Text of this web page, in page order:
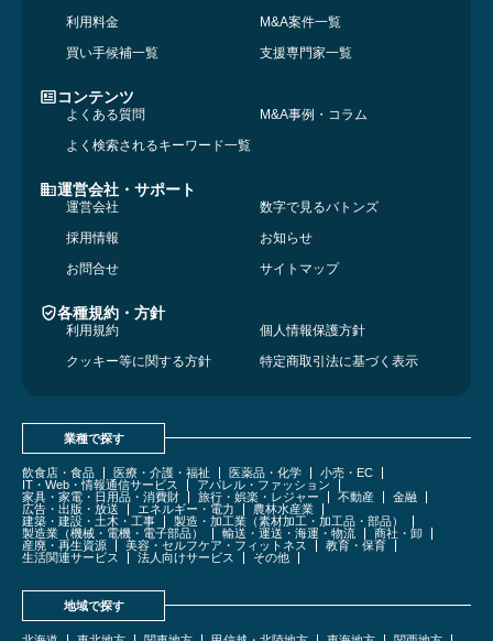
利用料金
M&A案件一覧
買い手候補一覧
支援専門家一覧
コンテンツ
よくある質問
M&A事例・コラム
よく検索されるキーワード一覧
運営会社・サポート
運営会社
数字で見るバトンズ
採用情報
お知らせ
お問合せ
サイトマップ
各種規約・方針
利用規約
個人情報保護方針
クッキー等に関する方針
特定商取引法に基づく表示
業種で探す
飲食店・食品 医療・介護・福祉 医薬品・化学
小売・EC
IT・Web・情報通信サービス
アパレル・ファッション
家具・家電・日用品・消費財
旅行・娯楽・レジャー 不動産
金融
広告・出版・放送
エネルギー・電力
農林水産業
建築・建設・土木・工事
製造・加工業（素材加工・加工品・部品）
製造業（機械・電機・電子部品）
輸送・運送・海運・物流
商社・卸
産廃・再生資源
美容・セルフケア・フィットネス
教育・保育
生活関連サービス
法人向けサービス その他
地域で探す